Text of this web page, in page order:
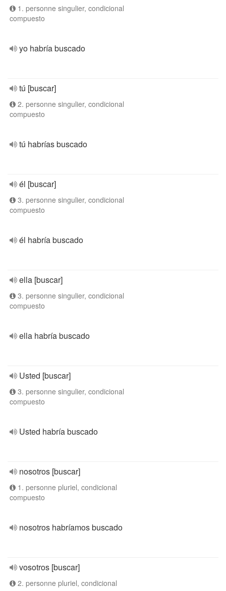
1. personne singulier, condicional
compuesto
yo habría buscado
tú [buscar]
2. personne singulier, condicional
compuesto
tú habrías buscado
él [buscar]
3. personne singulier, condicional
compuesto
él habría buscado
ella [buscar]
3. personne singulier, condicional
compuesto
ella habría buscado
Usted [buscar]
3. personne singulier, condicional
compuesto
Usted habría buscado
nosotros [buscar]
1. personne pluriel, condicional
compuesto
nosotros habríamos buscado
vosotros [buscar]
2. personne pluriel, condicional